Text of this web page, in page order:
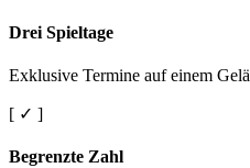
Drei Spieltage
Exklusive Termine auf einem
[ ✓ ]
Begrenzte Zahl